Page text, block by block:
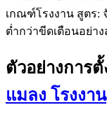
เกณฑ์โรงงาน สูตร:
ต่ำกว่าขีดเตือนอย่า
ตัวอย่างการ
แมลง โรงงาน